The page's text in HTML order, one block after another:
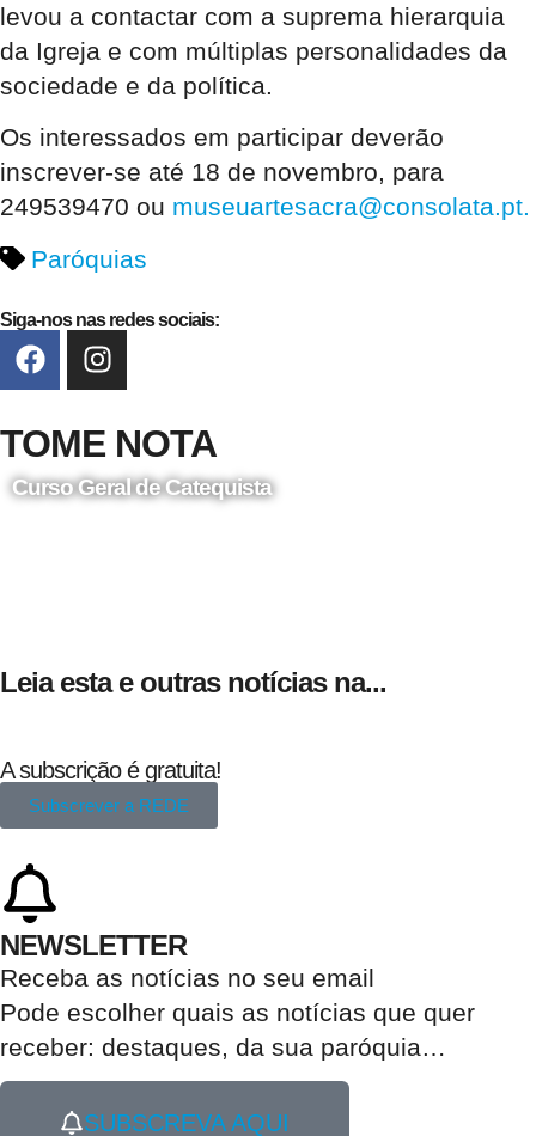
levou a contactar com a suprema hierarquia
da Igreja e com múltiplas personalidades da
sociedade e da política.
Os interessados em participar deverão
inscrever-se até 18 de novembro, para
249539470 ou museuartesacra@consolata.pt.
Paróquias
Siga-nos nas redes sociais:
TOME NOTA
Curso Geral de Catequista
Leia esta e outras notícias na...
A subscrição é gratuita!
Subscrever a REDE
NEWSLETTER
Receba as notícias no seu email​
Pode escolher quais as notícias que quer
receber: destaques, da sua paróquia…
SUBSCREVA AQUI